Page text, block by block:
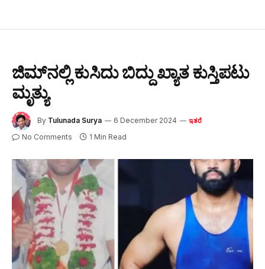
ಜಿಮ್‌ನಲ್ಲಿ ಕುಸಿದು ಬಿದ್ದು ಖ್ಯಾತ ಕುಸ್ತಿಪಟು
ಮೃತ್ಯು
By Tulunada Surya 6 December 2024 ಇತರೆ
No Comments 1 Min Read